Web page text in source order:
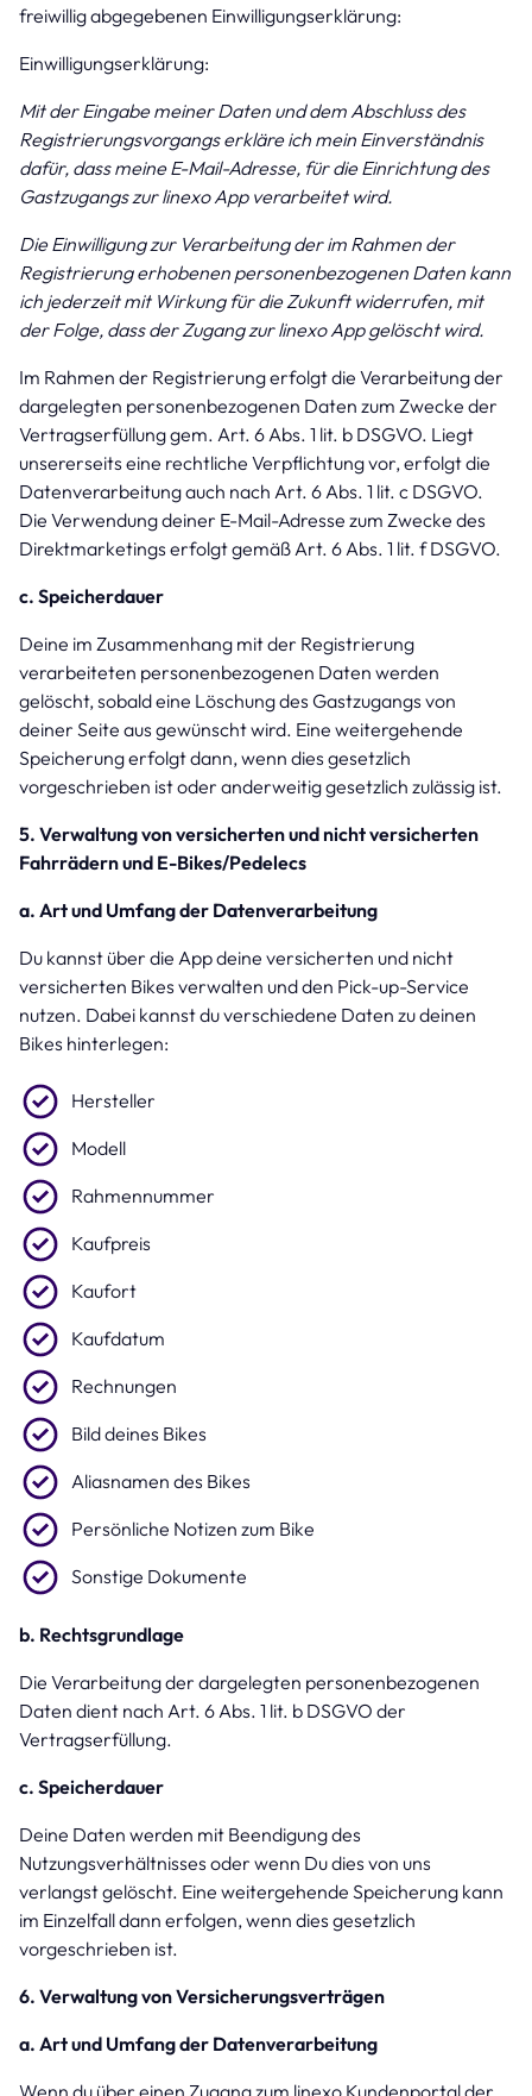
freiwillig abgegebenen Einwilligungserklärung:
Einwilligungserklärung:
Mit der Eingabe meiner Daten und dem Abschluss des
Registrierungsvorgangs erkläre ich mein Einverständnis
dafür, dass meine E-Mail-Adresse, für die Einrichtung des
Gastzugangs zur linexo App verarbeitet wird.
Die Einwilligung zur Verarbeitung der im Rahmen der
Registrierung erhobenen personenbezogenen Daten kann
ich jederzeit mit Wirkung für die Zukunft widerrufen, mit
der Folge, dass der Zugang zur linexo App gelöscht wird.
Im Rahmen der Registrierung erfolgt die Verarbeitung der
dargelegten personenbezogenen Daten zum Zwecke der
Vertragserfüllung gem. Art. 6 Abs. 1 lit. b DSGVO. Liegt
unsererseits eine rechtliche Verpflichtung vor, erfolgt die
Datenverarbeitung auch nach Art. 6 Abs. 1 lit. c DSGVO.
Die Verwendung deiner E-Mail-Adresse zum Zwecke des
Direktmarketings erfolgt gemäß Art. 6 Abs. 1 lit. f DSGVO.
c. Speicherdauer
Deine im Zusammenhang mit der Registrierung
verarbeiteten personenbezogenen Daten werden
gelöscht, sobald eine Löschung des Gastzugangs von
deiner Seite aus gewünscht wird. Eine weitergehende
Speicherung erfolgt dann, wenn dies gesetzlich
vorgeschrieben ist oder anderweitig gesetzlich zulässig ist.
5. Verwaltung von versicherten und nicht versicherten
Fahrrädern und E-Bikes/Pedelecs
a. Art und Umfang der Datenverarbeitung
Du kannst über die App deine versicherten und nicht
versicherten Bikes verwalten und den Pick-up-Service
nutzen. Dabei kannst du verschiedene Daten zu deinen
Bikes hinterlegen:
Hersteller
Modell
Rahmennummer
Kaufpreis
Kaufort
Kaufdatum
Rechnungen
Bild deines Bikes
Aliasnamen des Bikes
Persönliche Notizen zum Bike
Sonstige Dokumente
b. Rechtsgrundlage
Die Verarbeitung der dargelegten personenbezogenen
Daten dient nach Art. 6 Abs. 1 lit. b DSGVO der
Vertragserfüllung.
c. Speicherdauer
Deine Daten werden mit Beendigung des
Nutzungsverhältnisses oder wenn Du dies von uns
verlangst gelöscht. Eine weitergehende Speicherung kann
im Einzelfall dann erfolgen, wenn dies gesetzlich
vorgeschrieben ist.
6. Verwaltung von Versicherungsverträgen
a. Art und Umfang der Datenverarbeitung
Wenn du über einen Zugang zum linexo Kundenportal der